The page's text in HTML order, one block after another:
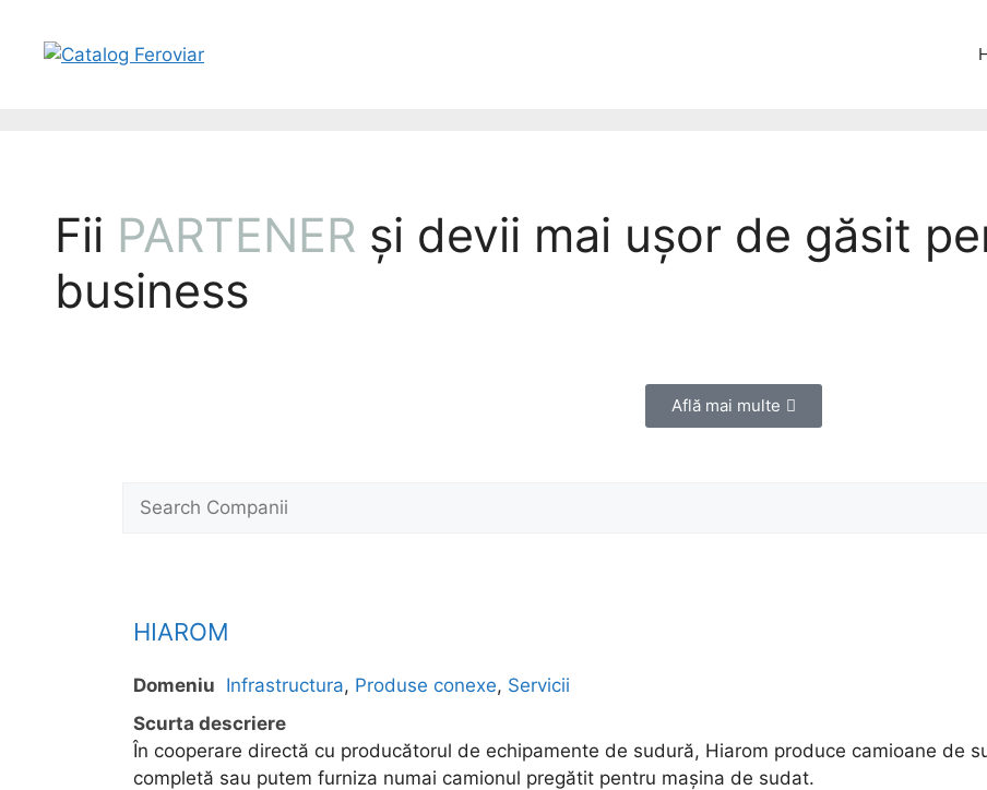
Fii PARTENER și devii mai ușor de găsit
business
Află mai multe
HIAROM
Domeniu Infrastructura, Produse conexe, Servicii
Scurta descriere
În cooperare directă cu producătorul de echipamente de sudură, Hiarom produce camioane de
completă sau putem furniza numai camionul pregătit pentru mașina de sudat.